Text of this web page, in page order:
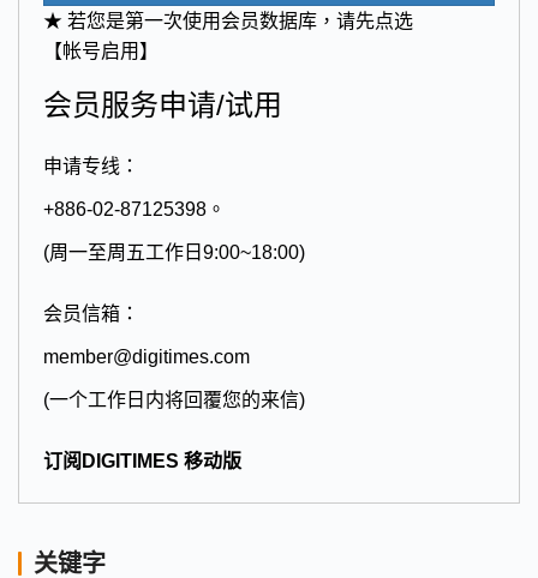
★ 若您是第一次使用会员数据库，请先点选
【帐号启用】
会员服务申请/试用
申请专线：
+886-02-87125398。
(周一至周五工作日9:00~18:00)
会员信箱：
member@digitimes.com
(一个工作日内将回覆您的来信)
订阅DIGITIMES 移动版
关键字